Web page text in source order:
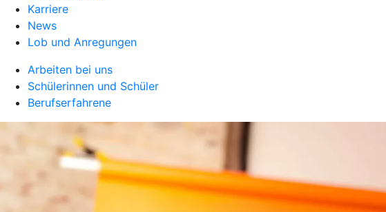
Karriere
News
Lob und Anregungen
Arbeiten bei uns
Schülerinnen und Schüler
Berufserfahrene